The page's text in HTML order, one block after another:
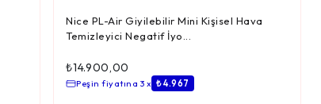
Nice PL-Air Giyilebilir Mini Kişisel Hava
Temizleyici Negatif İyo...
₺14.900,00
Peşin fiyatına 3 x ₺ 4.967